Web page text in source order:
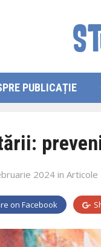
PUBLICAȚIE
2024 in Articole
on Facebook